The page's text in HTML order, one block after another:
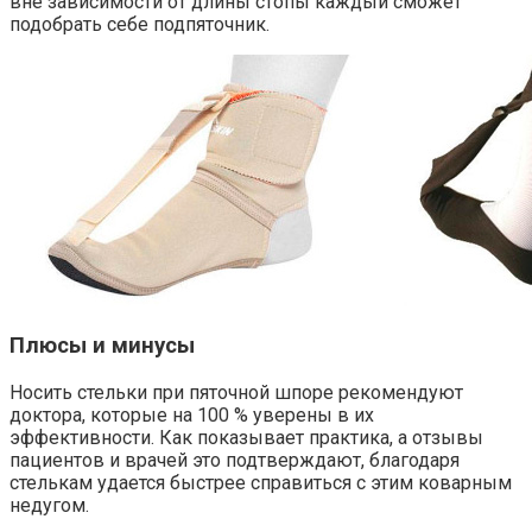
подобрать себе подпяточник.
Плюсы и минусы
Носить стельки при пяточной шпоре рекомендуют
доктора, которые на 100 % уверены в их
эффективности. Как показывает практика, а отзывы
пациентов и врачей это подтверждают, благодаря
стелькам удается быстрее справиться с этим коварным
недугом.